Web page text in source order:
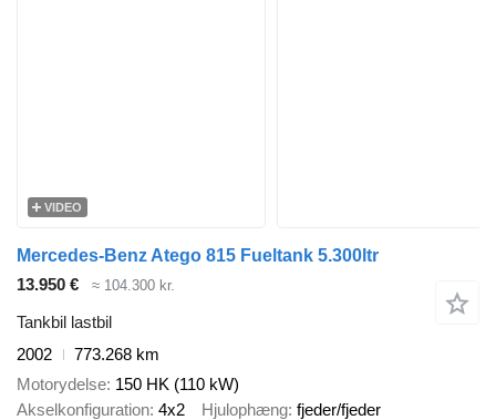
VIDEO
Mercedes-Benz Atego 815 Fueltank 5.300ltr
13.950 €
≈ 104.300 kr.
Tankbil lastbil
2002
773.268 km
Motorydelse 150 HK (110 kW)
Akselkonfiguration 4x2 Hjulophæng fjeder/fjeder